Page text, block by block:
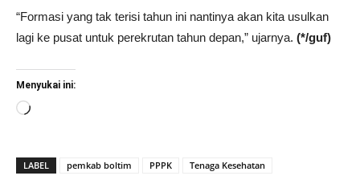
“Formasi yang tak terisi tahun ini nantinya akan kita usulkan
lagi ke pusat untuk perekrutan tahun depan,” ujarnya. (*/guf)
Menyukai ini:
Memuat...
LABEL pemkab boltim PPPK Tenaga Kesehatan